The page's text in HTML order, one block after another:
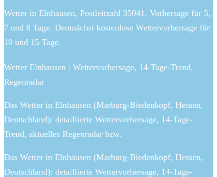
Wetter in Elnhausen, Postleitzahl 35041. Vorhersage für 5,
7 und 8 Tage. Demnächst kostenlose Wettervorhersage für
10 und 15 Tage.
Wetter Elnhausen | Wettervorhersage, 14-Tage-Trend,
Regenradar
Das Wetter in Elnhausen (Marburg-Biedenkopf, Hessen,
Deutschland): detaillierte Wettervorhersage, 14-Tage-
Trend, aktuelles Regenradar bzw.
Das Wetter in Elnhausen (Marburg-Biedenkopf, Hessen,
Deutschland): detaillierte Wettervorhersage, 14-Tage-